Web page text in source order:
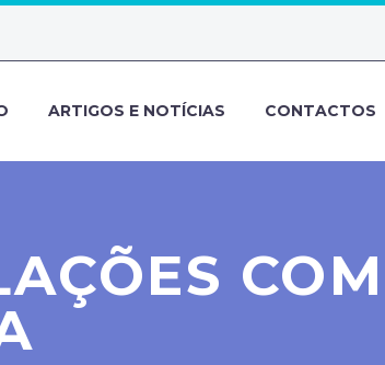
ARTIGOS E NOTÍCIAS CONTACTOS
COM